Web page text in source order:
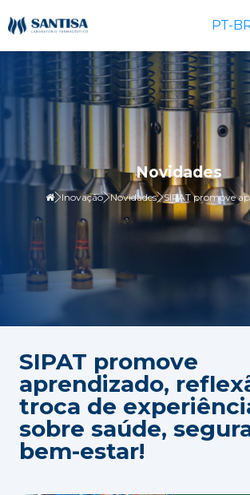
PT-
Novidades
Inovação Novidades SIPAT promove
SIPAT promove
aprendizado,
troca de
sobre saúde,
bem-estar!